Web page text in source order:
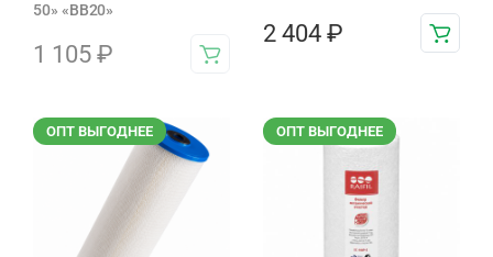
50» «BB20»
1 105 ₽
2 404 ₽
ОПТ ВЫГОДНЕЕ ОПТ ВЫГОДНЕЕ